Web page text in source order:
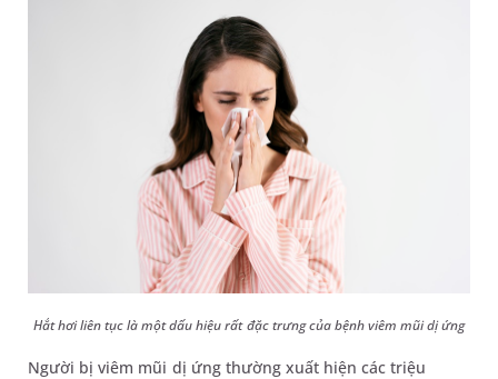
Hắt hơi liên tục là một dấu hiệu rất đặc trưng của bệnh viêm mũi dị ứng
Người bị viêm mũi dị ứng thường xuất hiện các triệu